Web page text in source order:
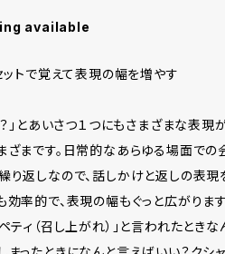
available
ットで覚えて表現の幅を増やす
？」とあいさつ１つにもさまざまな表現
ざまです。日常的なあらゆる場面での
り返しなので、話しかけと返しの表現
率的で、表現の幅もぐっと広がります
ティ（召し上がれ）」と言われたときな